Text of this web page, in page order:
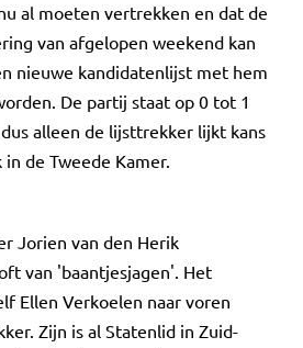
al moeten vertrekken en dat de
van afgelopen weekend kan
nieuwe kandidatenlijst met hem
De partij staat op 0 tot 1
alleen de lijsttrekker lijkt kans
de Tweede Kamer.
Jorien van den Herik
van 'baantjesjagen'. Het
Ellen Verkoelen naar voren
Zijn is al Statenlid in Zuid-